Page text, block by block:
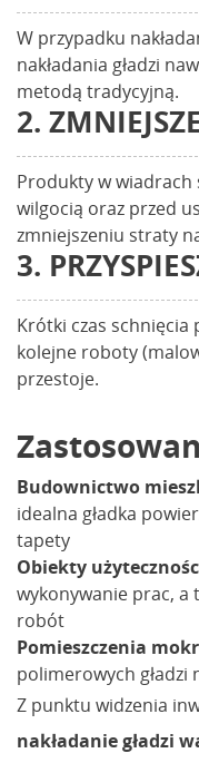
W przypadku
nakładania gładzi
metodą tradycyjną.
2.
Produkty w wiadrach
wilgocią oraz przed
zmniejszeniu straty
3.
Krótki czas schnięcia
kolejne roboty
przestoje.
Budownictwo
idealna gładka
tapety
Obiekty
wykonywanie prac, a
robót
Pomieszczenia
polimerowych gładzi
Z punktu widzenia
nakładanie gładzi